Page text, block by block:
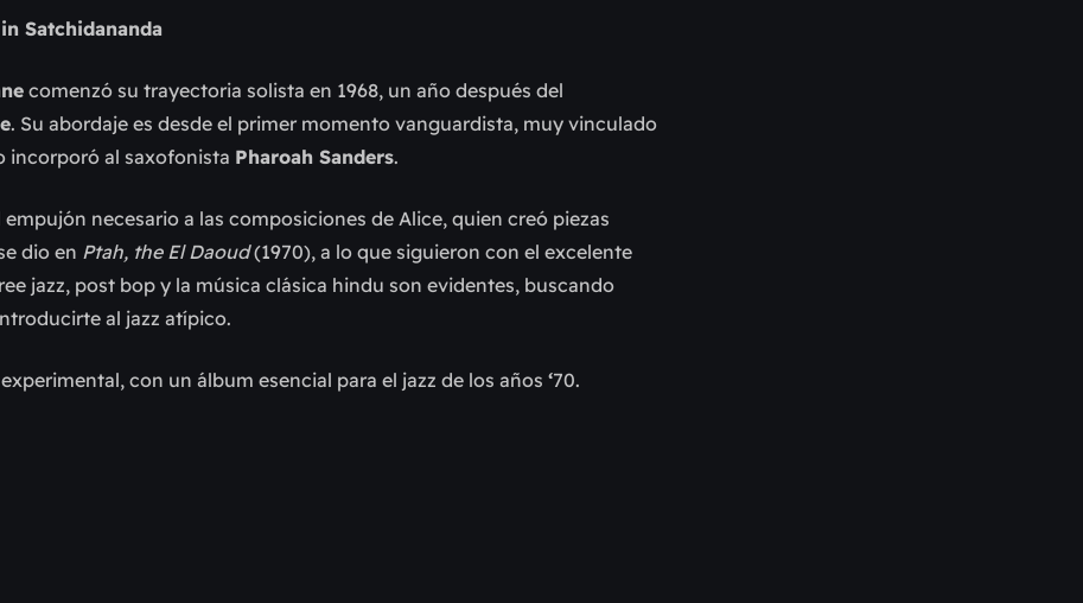
Satchidananda
comenzó su trayectoria solista en 1968, un año después del
. Su abordaje es desde el primer momento vanguardista, muy vinculado
incorporó al saxofonista Pharoah Sanders.
necesario a las composiciones de Alice, quien creó piezas
dio en Ptah, the El Daoud(1970), a lo que siguieron con el excelente
jazz, post bop y la música clásica hindu son evidentes, buscando
al jazz atípico.
con un álbum esencial para el jazz de los años ‘70.